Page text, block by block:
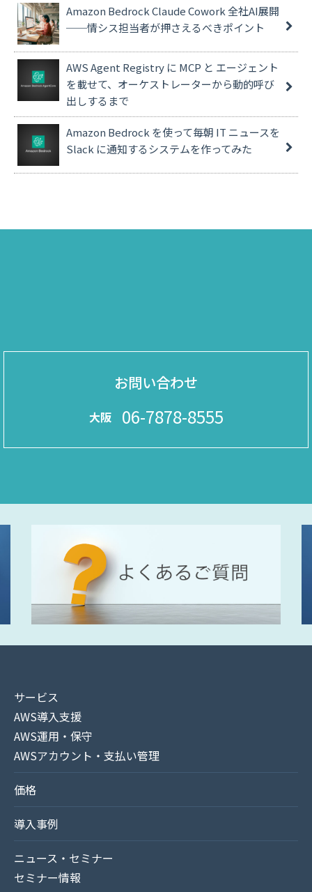
Amazon Bedrock Claude Cowork 全社AI展開
──情シス担当者が押さえるべきポイント
AWS Agent Registry に MCP と エージェント
を載せて、オーケストレーターから動的呼び
出しするまで
Amazon Bedrock を使って毎朝 IT ニュースを
Slack に通知するシステムを作ってみた
お問い合わせ
大阪 06-7878-8555
サービス
AWS導入支援
AWS運用・保守
AWSアカウント・支払い管理
価格
導入事例
ニュース・セミナー
セミナー情報